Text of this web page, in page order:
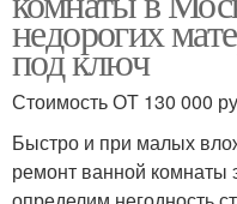
недорогих
под ключ
Стоимость ОТ 130 000
Быстро и при малых
ремонт ванной комнаты